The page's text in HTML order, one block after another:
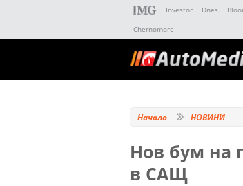
Investor Dnes
Chernomore
Начало НОВИНИ
Нов бум на
в САЩ